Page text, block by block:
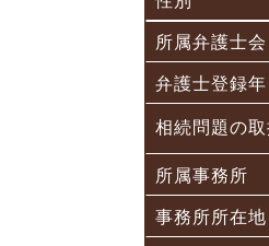
所属弁護士会
弁護士登録年
相続問題の
所属事務所
事務所所在地